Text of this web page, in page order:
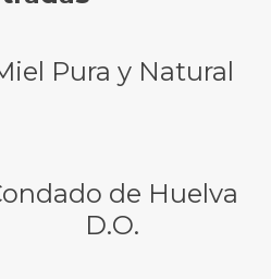
Pura y Natural
de Huelva
D.O.